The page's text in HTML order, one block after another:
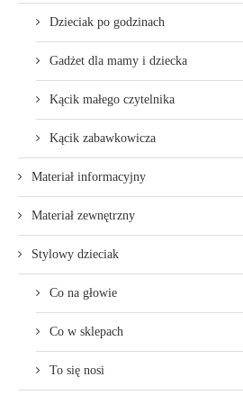
Dzieciak po godzinach
Gadżet dla mamy i dziecka
Kącik małego czytelnika
Kącik zabawkowicza
Materiał informacyjny
Materiał zewnętrzny
Stylowy dzieciak
Co na głowie
Co w sklepach
To się nosi